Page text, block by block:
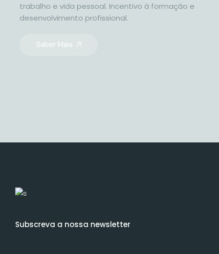
trabalho e vida pessoal. Incentivo à formação e
desenvolvimento profissional.
Saber Mais
Subscreva a nossa newsletter